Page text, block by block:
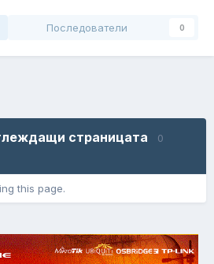
Последователи 0
страницата
0
this page.